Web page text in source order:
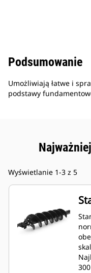
Podsumowanie
Umożliwiają łatwe i
podstawy
Wyświetlanie 1-3 z 5